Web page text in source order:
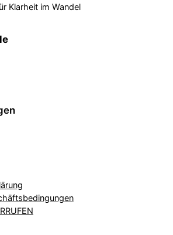
Klarheit im Wandel